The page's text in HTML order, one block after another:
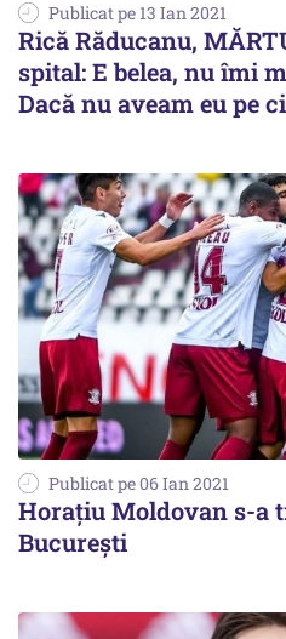
Publicat pe 13 Ian 2021
Rică Răducanu,
spital: E belea, nu îmi
Dacă nu aveam eu pe
Publicat pe 06 Ian 2021
Horaţiu Moldovan s-a
Bucureşti